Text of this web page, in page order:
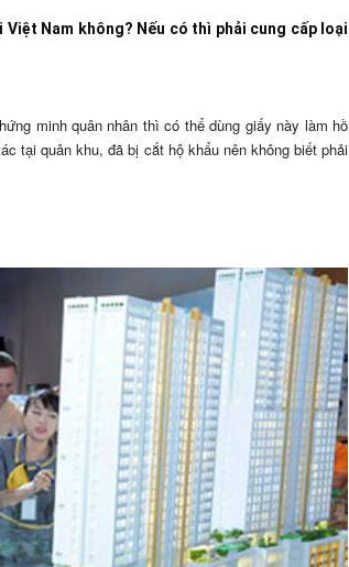
Nam không? Nếu có thì phải cung cấp loại
minh quân nhân thì có thể dùng giấy này làm hồ
tại quân khu, đã bị cắt hộ khẩu nên không biết phải